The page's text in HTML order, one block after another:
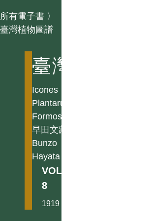
所有電子書 〉
臺灣植物圖譜
臺灣植物圖譜
Icones
Plantarum
Formosanarum
早田文藏
Bunzo
Hayata
VOL.
8
1919